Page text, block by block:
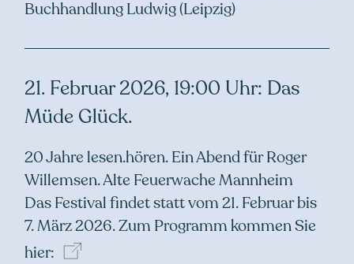
Buchhandlung Ludwig (Leipzig)
21. Februar 2026, 19:00 Uhr: Das
Müde Glück.
20 Jahre lesen.hören. Ein Abend für Roger
Willemsen. Alte Feuerwache Mannheim
Das Festival findet statt vom 21. Februar bis
7. März 2026.Zum Programm kommen Sie
hier: